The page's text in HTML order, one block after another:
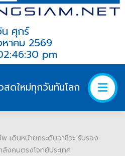
ศุกร์
าคม 2569
pm
ดใหม่ทุกวันทันโลก
ดินหน้ายกระดับอาชีวะ รับรอง
งคนตรงโจทย์ประเทศ